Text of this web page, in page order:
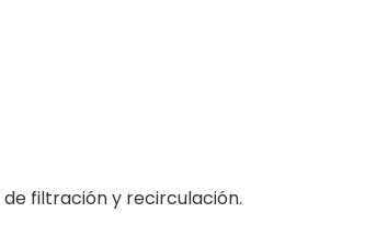
de filtración y recirculación.